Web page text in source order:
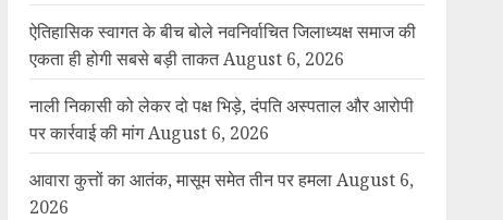
ऐतिहासिक स्वागत के बीच बोले नवनिर्वाचित जिलाध्यक्ष समाज की
एकता ही होगी सबसे बड़ी ताकत August 6, 2026
नाली निकासी को लेकर दो पक्ष भिड़े, दंपति अस्पताल और आरोपी
पर कार्रवाई की मांग August 6, 2026
आवारा कुत्तों का आतंक, मासूम समेत तीन पर हमला August 6,
2026